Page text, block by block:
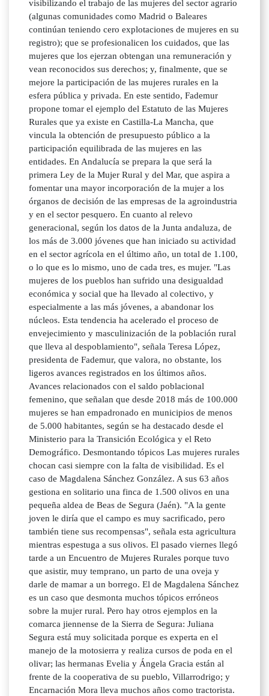
visibilizando el trabajo de las mujeres del sector agrario
(algunas comunidades como Madrid o Baleares
continúan teniendo cero explotaciones de mujeres en su
registro); que se profesionalicen los cuidados, que las
mujeres que los ejerzan obtengan una remuneración y
vean reconocidos sus derechos; y, finalmente, que se
mejore la participación de las mujeres rurales en la
esfera pública y privada. En este sentido, Fademur
propone tomar el ejemplo del Estatuto de las Mujeres
Rurales que ya existe en Castilla-La Mancha, que
vincula la obtención de presupuesto público a la
participación equilibrada de las mujeres en las
entidades. En Andalucía se prepara la que será la
primera Ley de la Mujer Rural y del Mar, que aspira a
fomentar una mayor incorporación de la mujer a los
órganos de decisión de las empresas de la agroindustria
y en el sector pesquero. En cuanto al relevo
generacional, según los datos de la Junta andaluza, de
los más de 3.000 jóvenes que han iniciado su actividad
en el sector agrícola en el último año, un total de 1.100,
o lo que es lo mismo, uno de cada tres, es mujer. "Las
mujeres de los pueblos han sufrido una desigualdad
económica y social que ha llevado al colectivo, y
especialmente a las más jóvenes, a abandonar los
núcleos. Esta tendencia ha acelerado el proceso de
envejecimiento y masculinización de la población rural
que lleva al despoblamiento", señala Teresa López,
presidenta de Fademur, que valora, no obstante, los
ligeros avances registrados en los últimos años.
Avances relacionados con el saldo poblacional
femenino, que señalan que desde 2018 más de 100.000
mujeres se han empadronado en municipios de menos
de 5.000 habitantes, según se ha destacado desde el
Ministerio para la Transición Ecológica y el Reto
Demográfico. Desmontando tópicos Las mujeres rurales
chocan casi siempre con la falta de visibilidad. Es el
caso de Magdalena Sánchez González. A sus 63 años
gestiona en solitario una finca de 1.500 olivos en una
pequeña aldea de Beas de Segura (Jaén). "A la gente
joven le diría que el campo es muy sacrificado, pero
también tiene sus recompensas", señala esta agricultura
mientras espestuga a sus olivos. El pasado viernes llegó
tarde a un Encuentro de Mujeres Rurales porque tuvo
que asistir, muy temprano, un parto de una oveja y
darle de mamar a un borrego. El de Magdalena Sánchez
es un caso que desmonta muchos tópicos erróneos
sobre la mujer rural. Pero hay otros ejemplos en la
comarca jiennense de la Sierra de Segura: Juliana
Segura está muy solicitada porque es experta en el
manejo de la motosierra y realiza cursos de poda en el
olivar; las hermanas Evelia y Ángela Gracia están al
frente de la cooperativa de su pueblo, Villarrodrigo; y
Encarnación Mora lleva muchos años como tractorista.